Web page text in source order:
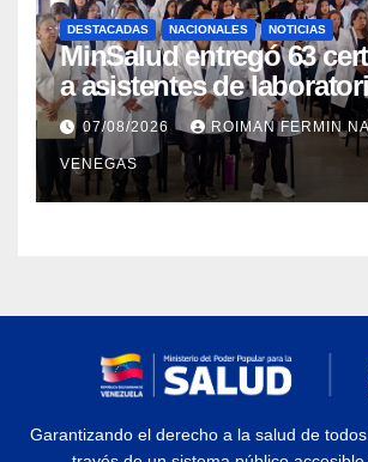
DESTACADAS NACIONALES NOTICIAS
MinSalud entregó 63
a asistentes de
para garantizar respaldo
profesional
07/08/2026 ROIMAN FERMIN
VENEGAS
Garantizando el derecho a la salud de